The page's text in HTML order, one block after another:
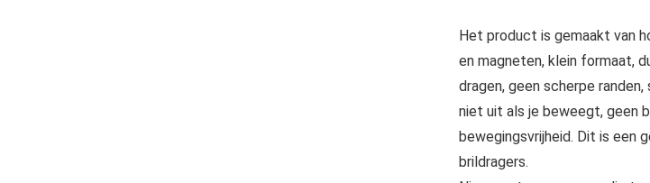
Het product is gemaakt van
en magneten, klein formaat,
dragen, geen scherpe
niet uit als je beweegt, geen
bewegingsvrijheid. Dit is een
brildragers.